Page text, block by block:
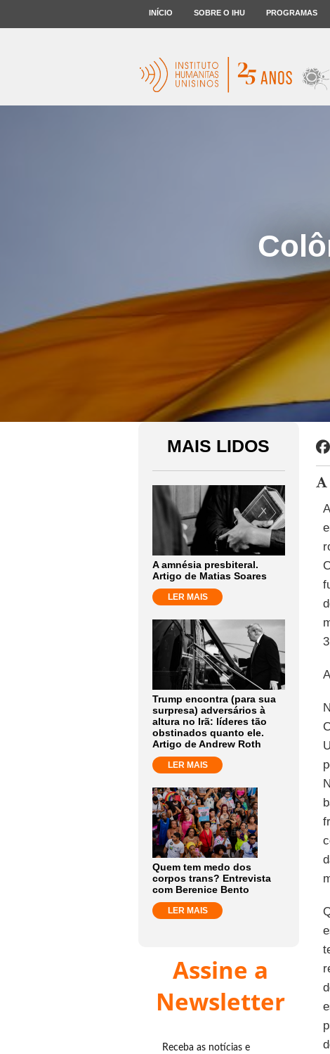
INÍCIO SOBRE O IHU PROGRAMAS
MAIS LIDOS
A amnésia presbiteral.
Artigo de Matias Soares
LER MAIS
Trump encontra (para sua
surpresa) adversários à
altura no Irã: líderes tão
obstinados quanto ele.
Artigo de Andrew Roth
LER MAIS
Quem tem medo dos
corpos trans? Entrevista
com Berenice Bento
LER MAIS
Assine a
Newsletter
Receba as notícias e